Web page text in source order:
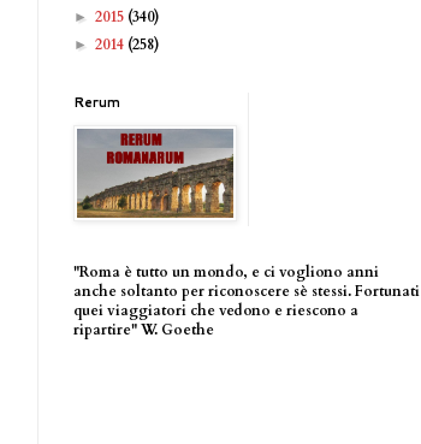
► 2015 (340)
► 2014 (258)
Rerum
"Roma è tutto un mondo, e ci vogliono anni
anche soltanto per riconoscere sè stessi. Fortunati
quei viaggiatori che vedono e riescono a
ripartire" W. Goethe